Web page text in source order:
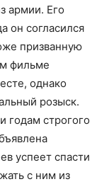
армии. Его
он согласился
призванную
фильме
однако
розыск.
годам строгого
успеет спасти
с ним из